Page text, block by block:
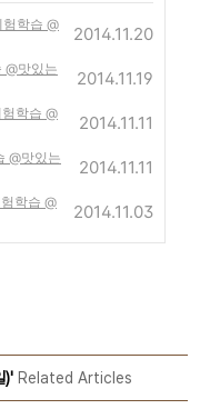
학습 @
2014.11.20
@맛있는
2014.11.19
학습 @
2014.11.11
@맛있는
2014.11.11
학습 @
2014.11.03
)' Related Articles